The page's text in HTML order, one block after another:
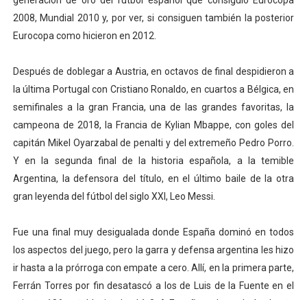
2008, Mundial 2010 y, por ver, si consiguen también la posterior
Eurocopa como hicieron en 2012.
Después de doblegar a Austria, en octavos de final despidieron a
la última Portugal con Cristiano Ronaldo, en cuartos a Bélgica, en
semifinales a la gran Francia, una de las grandes favoritas, la
campeona de 2018, la Francia de Kylian Mbappe, con goles del
capitán Mikel Oyarzabal de penalti y del extremeño Pedro Porro.
Y en la segunda final de la historia española, a la temible
Argentina, la defensora del título, en el último baile de la otra
gran leyenda del fútbol del siglo XXI, Leo Messi.
Fue una final muy desigualada donde España dominó en todos
los aspectos del juego, pero la garra y defensa argentina les hizo
ir hasta a la prórroga con empate a cero. Allí, en la primera parte,
Ferrán Torres por fin desatascó a los de Luis de la Fuente en el